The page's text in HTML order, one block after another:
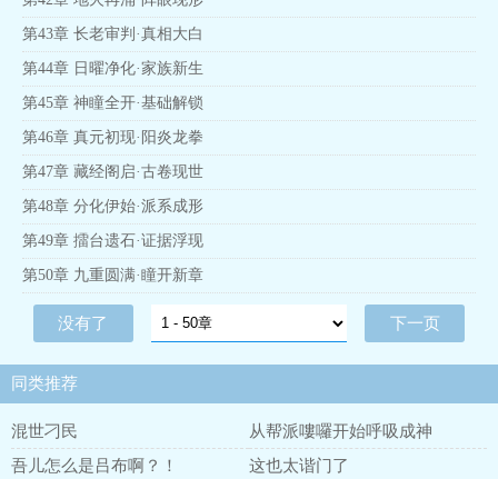
第43章 长老审判·真相大白
第44章 日曜净化·家族新生
第45章 神瞳全开·基础解锁
第46章 真元初现·阳炎龙拳
第47章 藏经阁启·古卷现世
第48章 分化伊始·派系成形
第49章 擂台遗石·证据浮现
第50章 九重圆满·瞳开新章
没有了 下一页
同类推荐
混世刁民
从帮派嘍囉开始呼吸成神
吾儿怎么是吕布啊？！
这也太谐门了